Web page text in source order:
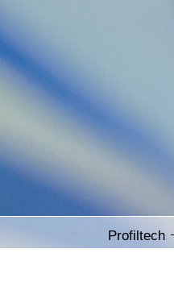
Profiltech